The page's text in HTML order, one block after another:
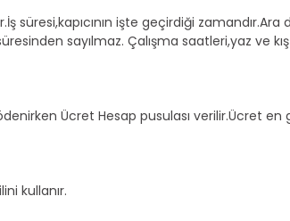
süresi,kapıcının işte geçirdiği
sayılmaz. Çalışma saatleri,yaz ve
Ücret Hesap pusulası verilir.Ücret
kullanır.